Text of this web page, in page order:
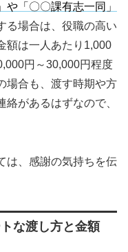
や「〇〇課有志一同」
る場合は、役職の高い
額は一人あたり1,000
円～30,000円程度
場合も、渡す時期や方
があるはずなので、
は、感謝の気持ちを伝
な渡し方と金額